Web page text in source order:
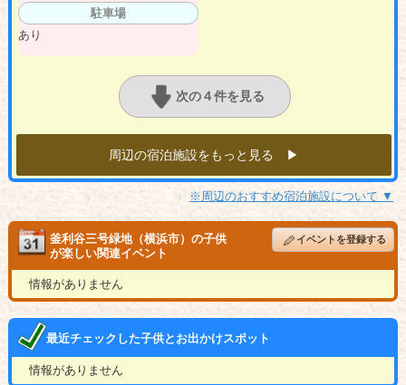
駐車場
あり
次の４件を見る
周辺の宿泊施設をもっと見る ▶︎
※周辺のおすすめ宿泊施設について ▼
釜利谷三号緑地（横浜市）の子供
が楽しい関連イベント
イベントを登録する
情報がありません
最近チェックした子供とお出かけスポット
情報がありません